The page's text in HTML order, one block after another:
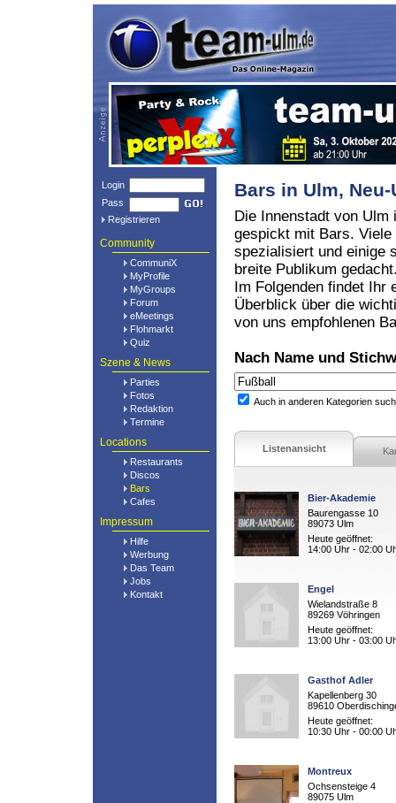
Login
Pass
Registrieren
Community
CommuniX
MyProfile
MyGroups
Forum
eMeetings
Flohmarkt
Quiz
Szene & News
Parties
Fotos
Redaktion
Termine
Locations
Restaurants
Discos
Bars
Cafes
Impressum
Hilfe
Werbung
Das Team
Jobs
Kontakt
Bars in Ulm,
Die Innenstadt von Ulm
gespickt mit Bars. Viele
spezialisiert und einige
breite Publikum
Im Folgenden findet Ihr
Überblick über die
von uns empfohlenen
Nach Name und
Auch in anderen Kategorien
Listenansicht
Bier-Akademie
Baurengasse 10
89073 Ulm
Heute geöffnet:
14:00 Uhr - 02:00
Engel
Wielandstraße 8
89269 Vöhringen
Heute geöffnet:
13:00 Uhr - 03:00
Gasthof Adler
Kapellenberg 30
89610
Heute geöffnet:
10:30 Uhr - 00:00
Montreux
Ochsensteige 4
89075 Ulm